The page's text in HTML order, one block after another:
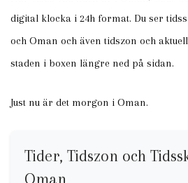
digital klocka i 24h format. Du ser
och Oman och även tidszon och
staden i boxen längre ned på sidan.
Just nu är det morgon i Oman.
Tider, Tidszon och
Oman